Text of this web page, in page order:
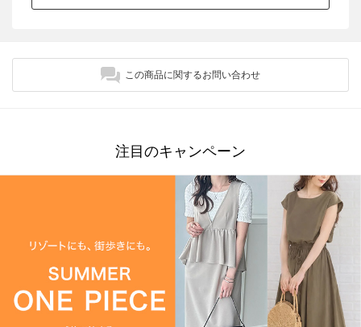
この商品に関するお問い合わせ
注目のキャンペーン